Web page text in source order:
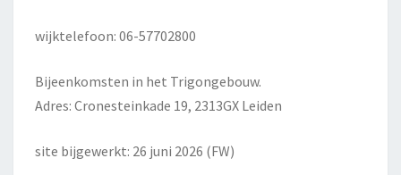
wijktelefoon: 06-57702800
Bijeenkomsten in het Trigongebouw.
Adres: Cronesteinkade 19, 2313GX Leiden
site bijgewerkt: 26 juni 2026 (FW)